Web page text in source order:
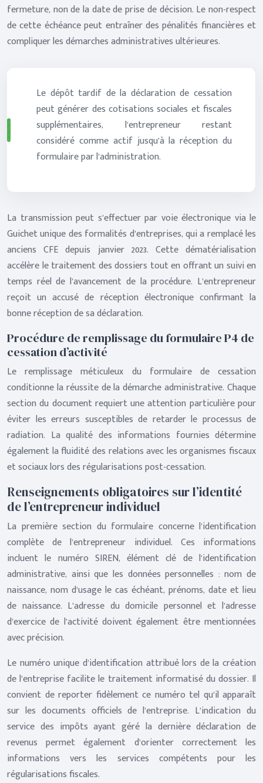
fermeture, non de la date de prise de décision. Le non-respect
de cette échéance peut entraîner des pénalités financières et
compliquer les démarches administratives ultérieures.
Le dépôt tardif de la déclaration de cessation
peut générer des cotisations sociales et fiscales
supplémentaires, l’entrepreneur restant
considéré comme actif jusqu’à la réception du
formulaire par l’administration.
La transmission peut s’effectuer par voie électronique via le
Guichet unique des formalités d’entreprises, qui a remplacé les
anciens CFE depuis janvier 2023. Cette dématérialisation
accélère le traitement des dossiers tout en offrant un suivi en
temps réel de l’avancement de la procédure. L’entrepreneur
reçoit un accusé de réception électronique confirmant la
bonne réception de sa déclaration.
Procédure de remplissage du formulaire P4 de
cessation d’activité
Le remplissage méticuleux du formulaire de cessation
conditionne la réussite de la démarche administrative. Chaque
section du document requiert une attention particulière pour
éviter les erreurs susceptibles de retarder le processus de
radiation. La qualité des informations fournies détermine
également la fluidité des relations avec les organismes fiscaux
et sociaux lors des régularisations post-cessation.
Renseignements obligatoires sur l’identité
de l’entrepreneur individuel
La première section du formulaire concerne l’identification
complète de l’entrepreneur individuel. Ces informations
incluent le numéro SIREN, élément clé de l’identification
administrative, ainsi que les données personnelles : nom de
naissance, nom d’usage le cas échéant, prénoms, date et lieu
de naissance. L’adresse du domicile personnel et l’adresse
d’exercice de l’activité doivent également être mentionnées
avec précision.
Le numéro unique d’identification attribué lors de la création
de l’entreprise facilite le traitement informatisé du dossier. Il
convient de reporter fidèlement ce numéro tel qu’il apparaît
sur les documents officiels de l’entreprise. L’indication du
service des impôts ayant géré la dernière déclaration de
revenus permet également d’orienter correctement les
informations vers les services compétents pour les
régularisations fiscales.